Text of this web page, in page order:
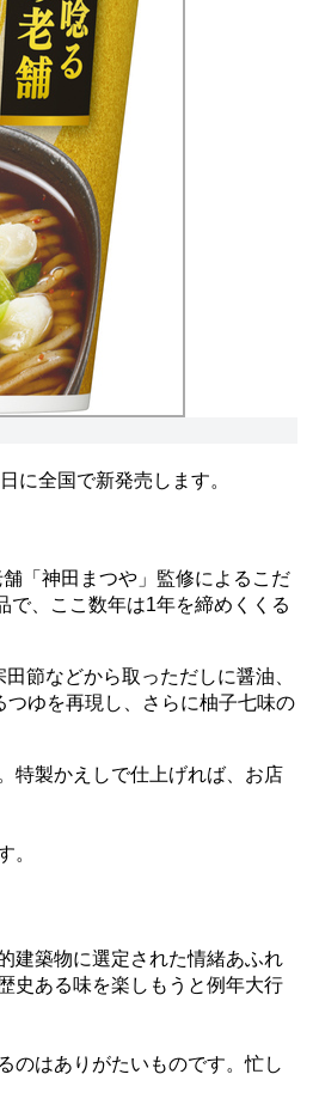
に全国で新発売します。
「神田まつや」監修によるこだ
で、ここ数年は1年を締めくくる
節などから取っただしに醤油、
つゆを再現し、さらに柚子七味の
特製かえしで仕上げれば、お店
。
建築物に選定された情緒あふれ
史ある味を楽しもうと例年大行
のはありがたいものです。忙し